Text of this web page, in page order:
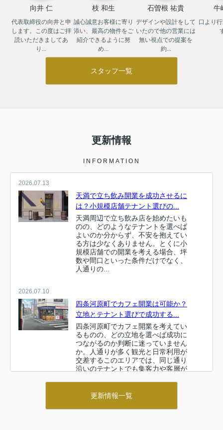
向井 仁
代表取締役の向井と申
します。この度はご拝
読いただきましてあ
り...
枝 和生
誠心誠意お客様に寄り
添い、最高の物件をご
紹介できるように努
め...
石曽根 祐貴
デザインや設計をして
いたので他の営業には
無い視点での提案を
約...
牛
口より
スタッフ一覧
更新情報
INFORMATION
2026.07.13
天満で立ち飲み開業を成功させるに
は？小規模店舗テナント選びの...
天満周辺で立ち飲み店を始めたいも
のの、どのようなテナントを選べば
よいのか分からず、不安を抱えてい
る方は少なくありません。とくに小
規模店舗での開業を考える場合、坪
数や間口といった条件だけでなく、
人通りの...
2026.07.10
四条河原町でカフェ開業は可能か？
立地とテナント選びで成功する...
四条河原町でカフェ開業を考えてい
るものの、どの立地を選べば成功に
つながるのか判断に迷っていません
か。人通りが多く観光と日常利用が
交差するこのエリアでは、同じ通り
沿いのテナントでも集客力や客層が
京都大阪で教室ビジネスを始めるな
更新情報一覧